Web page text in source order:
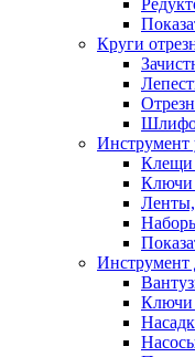
Круги
Инструмент
Клещи
Ключи
Инструмент
Ключи